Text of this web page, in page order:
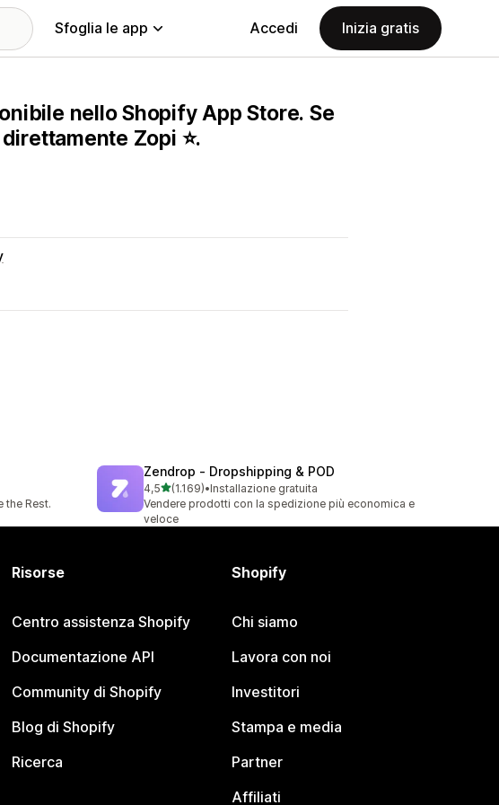
Sfoglia le app Accedi Inizia gratis
nello Shopify App Store. Se
Zopi ⭐.
the Rest.
Zendrop ‑ Dropshipping & POD
4,5stelle su 5
(1.169)
1169 recensioni totali
•Installazione gratuita
Vendere prodotti con la spedizione più economica e
veloce
Risorse
Centro assistenza Shopify
Documentazione API
Community di Shopify
Blog di Shopify
Ricerca
Shopify
Chi siamo
Lavora con noi
Investitori
Stampa e media
Partner
Affiliati